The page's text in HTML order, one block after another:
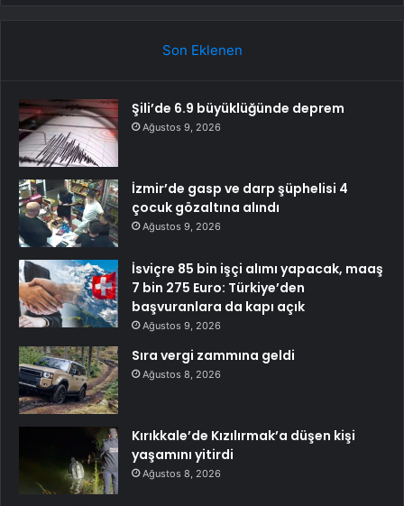
Son Eklenen
Şili’de 6.9 büyüklüğünde deprem
Ağustos 9, 2026
İzmir’de gasp ve darp şüphelisi 4
çocuk gözaltına alındı
Ağustos 9, 2026
İsviçre 85 bin işçi alımı yapacak, maaş
7 bin 275 Euro: Türkiye’den
başvuranlara da kapı açık
Ağustos 9, 2026
Sıra vergi zammına geldi
Ağustos 8, 2026
Kırıkkale’de Kızılırmak’a düşen kişi
yaşamını yitirdi
Ağustos 8, 2026